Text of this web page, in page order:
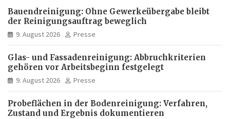
Bauendreinigung: Ohne Gewerkeübergabe bleibt
der Reinigungsauftrag beweglich
9. August 2026 Presse
Glas- und Fassadenreinigung: Abbruchkriterien
gehören vor Arbeitsbeginn festgelegt
9. August 2026 Presse
Probeflächen in der Bodenreinigung: Verfahren,
Zustand und Ergebnis dokumentieren